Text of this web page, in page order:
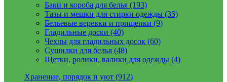
Баки и короба для белья (193)
Тазы и мешки для стирки одежды (35)
Бельевые веревки и прищепки (9)
Гладильные доски (40)
Чехлы для гладильных досок (60)
Сушилки для белья (48)
Щетки, ролики, валики для одежды (4)
Хранение, порядок и уют (912)